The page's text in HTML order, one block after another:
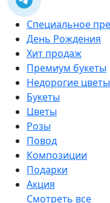
Специальное
День Рождения
Хит продаж
Премиум букеты
Недорогие цветы
Букеты
Цветы
Розы
Повод
Композиции
Подарки
Акция
Смотреть все